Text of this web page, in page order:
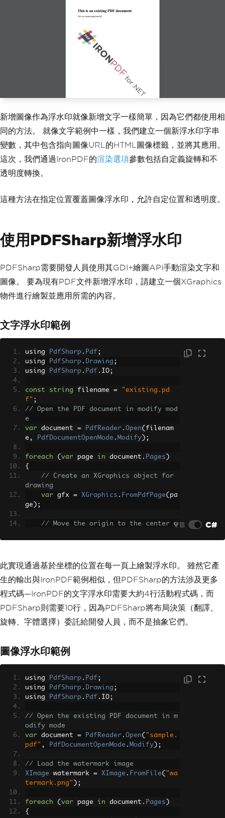
新增圖像作為浮水印就像新增文字一樣簡單，因為它們都使用相
同的方法。 就像文字範例中一樣，我們建立一個新浮水印字串
變數，其中包含指向圖像URL的HTML圖像標籤，並將其應用。
這次，我們通過IronPDF的渲染選項參數包括自定義旋轉和不
透明度轉換。
這種方法在指定位置覆蓋圖像浮水印，允許自定位置和透明度。
使用PDFSharp新增浮水印
PDFSharp需要開發人員使用其GDI+繪圖API手動渲染文字和
圖像。 要為現有PDF文件新增浮水印，請建立一個XGraphics
物件進行繪製並應用所需的內容。
文字浮水印範例
using PdfSharp . Pdf ;
using
PdfSharp . Drawing ;
using
PdfSharp . Pdf . IO;
const string filename =
"existing.pd
f" ;
// Open the PDF document in modify mod
e
var document = PdfReader . Open( filenam
e , PdfDocumentOpenMode . Modify );
foreach ( var page in document . Pages )
{
// Create an XGraphics object for
drawing
var gfx = XGraphics . FromPdfPage( pa
ge );
// Move the origin to the center o
// Rotate for diagonal watermark p
lacement
    gfx
. RotateTransform(Math.Atan(pag
// Define font and brush for drawi
var brush
r . FromArgb (128
// Draw the watermark text centere
d on the page
brush, new XPoint( 0, 0));
}
// Save modified document
VB C#
此實現通過基於坐標的位置在每一頁上繪製浮水印。 雖然它產
生的輸出與IronPDF範例相似，但PDFSharp的方法涉及更多
程式碼—IronPDF的文字浮水印需要大約4行活動程式碼，而
PDFSharp則需要10行，因為PDFSharp將布局決策（翻譯、
旋轉、字體選擇）委託給開發人員，而不是抽象它們。
圖像浮水印範例
using PdfSharp . Pdf ;
using
PdfSharp . Drawing ;
using
PdfSharp . Pdf . IO;
// Open the existing PDF document in m
odify mode
var document = PdfReader . Open( "sample.
pdf" , PdfDocumentOpenMode . Modify );
// Load the watermark image
XImage watermark = XImage . FromFile( "wa
termark.png" );
foreach ( var page in document . Pages )
{